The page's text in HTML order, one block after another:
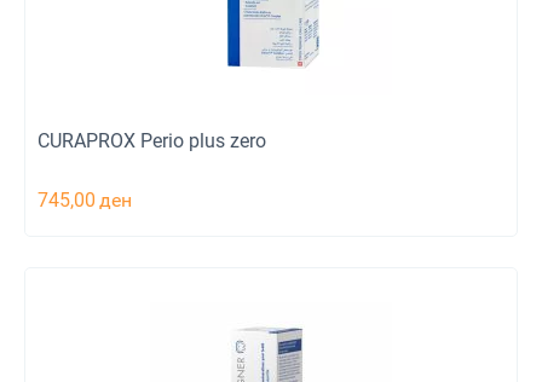
CURAPROX Perio plus zero
745,00 ден